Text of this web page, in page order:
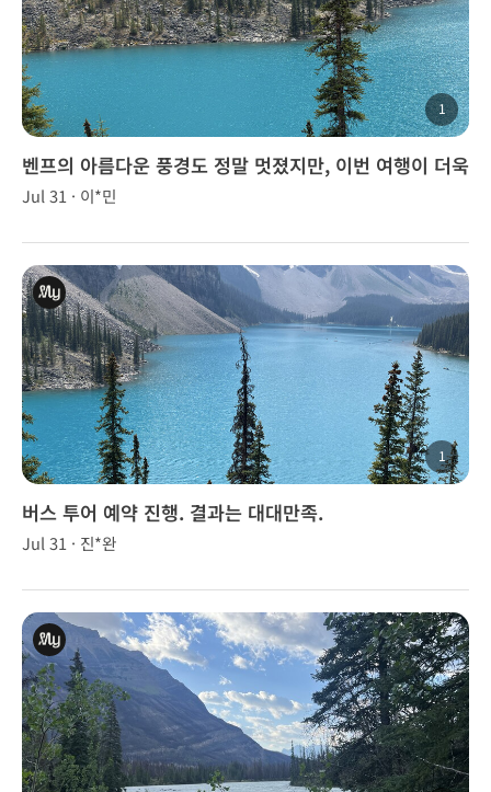
1
벤프의 아름다운 풍경도 정말 멋졌지만, 이번 여행이 더욱
특별했던 이유는 이승훈 가이드님 덕분이었습니다.
Jul 31 · 이*민
1
버스 투어 예약 진행. 결과는 대대만족.
Jul 31 · 진*완